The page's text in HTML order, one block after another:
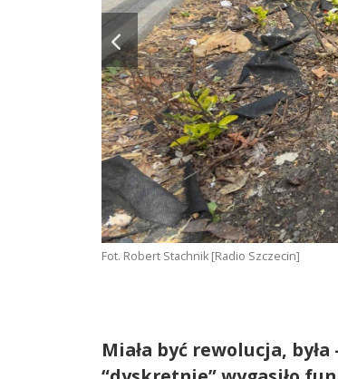
Fot. Robert Stachnik [Radio Szczecin]
Miała być rewolucja,